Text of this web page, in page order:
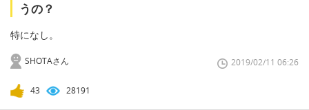
うの？
特になし。
SHOTAさん 2019/02/11 06:26
43 28191